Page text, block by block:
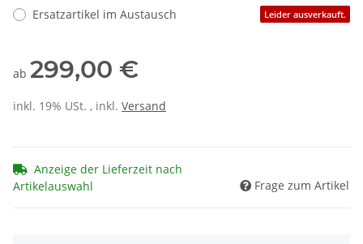
Ersatzartikel im Austausch
Leider ausverkauft.
ab 299,00 €
inkl. 19% USt. , inkl. Versand
Anzeige der Lieferzeit nach
Artikelauswahl
Frage zum Artikel